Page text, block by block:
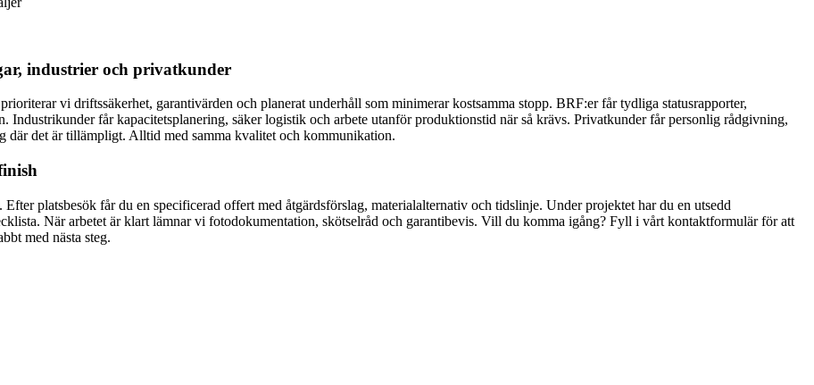
industrier och privatkunder
vi driftssäkerhet, garantivärden och planerat underhåll som minimerar kostsamma stopp. BRF:er får tydliga statusrapporter,
Industrikunder får kapacitetsplanering, säker logistik och arbete utanför produktionstid när så krävs. Privatkunder får personlig rådgivning,
där det är tillämpligt. Alltid med samma kvalitet och kommunikation.
platsbesök får du en specificerad offert med åtgärdsförslag, materialalternativ och tidslinje. Under projektet har du en utsedd
När arbetet är klart lämnar vi fotodokumentation, skötselråd och garantibevis. Vill du komma igång? Fyll i vårt kontaktformulär för att
med nästa steg.